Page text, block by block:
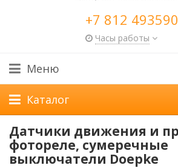
+7 812
Часы работы
Меню
Каталог
Датчики движения и
фотореле, сумеречные
выключатели Doepke